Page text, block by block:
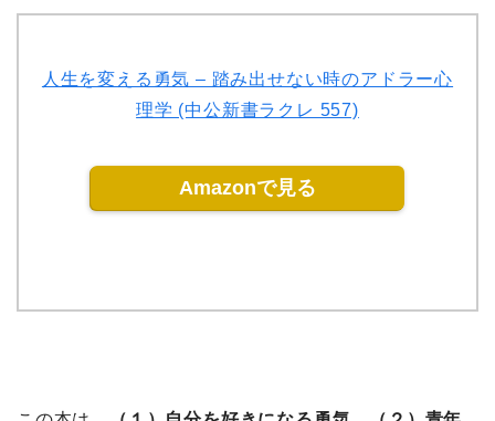
人生を変える勇気 – 踏み出せない時のアドラー心
理学 (中公新書ラクレ 557)
Amazonで見る